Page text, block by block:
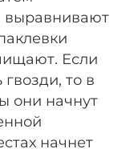
выравнивают
Если
то в
они начнут
начнет